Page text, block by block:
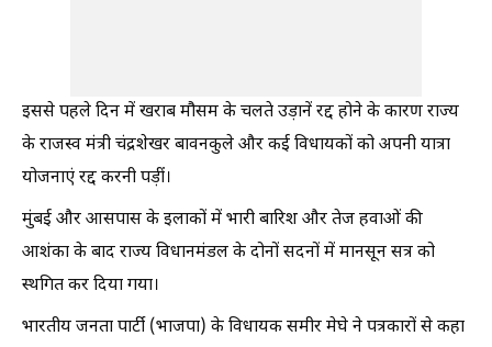
इससे पहले दिन में खराब मौसम के चलते उड़ानें रद्द होने के कारण राज्य
के राजस्व मंत्री चंद्रशेखर बावनकुले और कई विधायकों को अपनी यात्रा
योजनाएं रद्द करनी पड़ीं।
मुंबई और आसपास के इलाकों में भारी बारिश और तेज हवाओं की
आशंका के बाद राज्य विधानमंडल के दोनों सदनों में मानसून सत्र को
स्थगित कर दिया गया।
भारतीय जनता पार्टी (भाजपा) के विधायक समीर मेघे ने पत्रकारों से कहा